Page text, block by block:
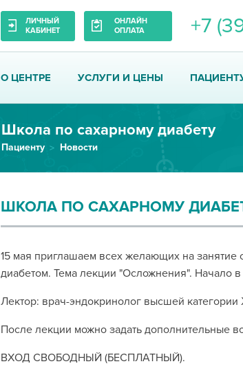
ЛИЧНЫЙ
КАБИНЕТ
ОНЛАЙН
ОПЛАТА
+7
О ЦЕНТРЕ УСЛУГИ И ЦЕНЫ
Школа по сахарному диабету
Пациенту Новости
ШКОЛА ПО САХАРНОМУ
15 мая приглашаем всех желающих на
диабетом. Тема лекции "Осложнения". Начало
Лектор: врач-эндокринолог высшей
После лекции можно задать дополнительные
ВХОД СВОБОДНЫЙ (БЕСПЛАТНЫЙ).